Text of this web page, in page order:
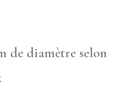
de diamètre selon